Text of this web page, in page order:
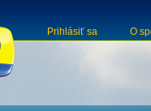
Prihlásiť sa O